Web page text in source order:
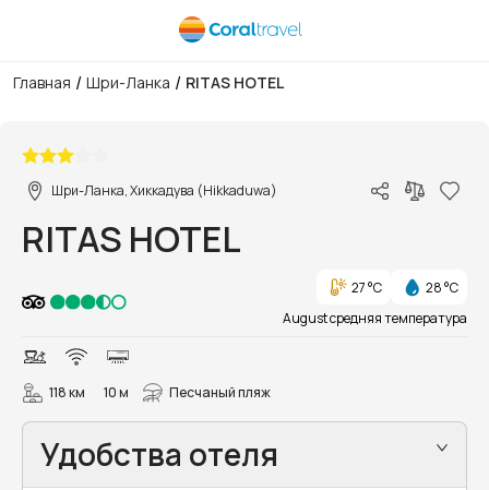
Главная / Шри-Ланка / RITAS HOTEL
Шри-Ланка, Хиккадува (Hikkaduwa)
RITAS HOTEL
27 °C
28 °C
August средняя температура
118 км 10 м Песчаный пляж
Удобства отеля